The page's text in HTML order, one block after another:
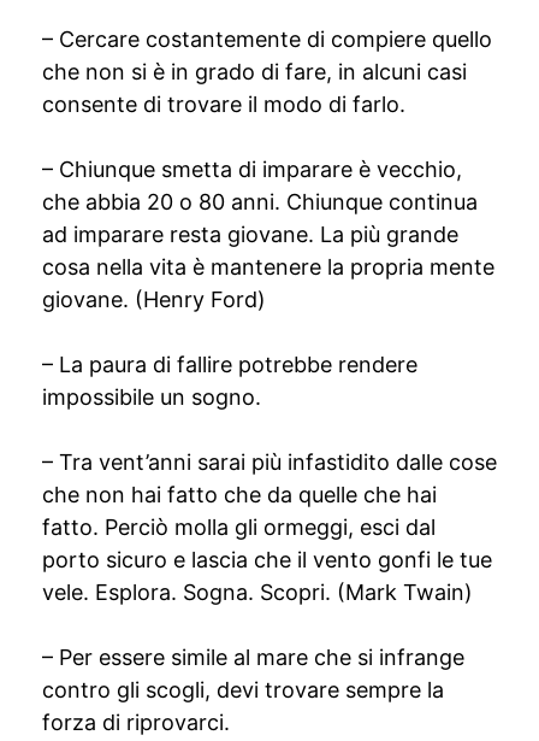
– Cercare costantemente di compiere quello
che non si è in grado di fare, in alcuni casi
consente di trovare il modo di farlo.
– Chiunque smetta di imparare è vecchio,
che abbia 20 o 80 anni. Chiunque continua
ad imparare resta giovane. La più grande
cosa nella vita è mantenere la propria mente
giovane. (Henry Ford)
– La paura di fallire potrebbe rendere
impossibile un sogno.
– Tra vent’anni sarai più infastidito dalle cose
che non hai fatto che da quelle che hai
fatto. Perciò molla gli ormeggi, esci dal
porto sicuro e lascia che il vento gonfi le tue
vele. Esplora. Sogna. Scopri. (Mark Twain)
– Per essere simile al mare che si infrange
contro gli scogli, devi trovare sempre la
forza di riprovarci.